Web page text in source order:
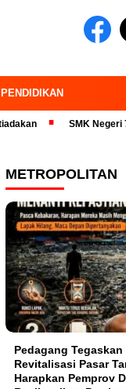
PENDIDIKAN
SMK Negeri 73
METROPOLITAN
Pedagang
Revitalisasi Pasar
Harapkan Pemprov